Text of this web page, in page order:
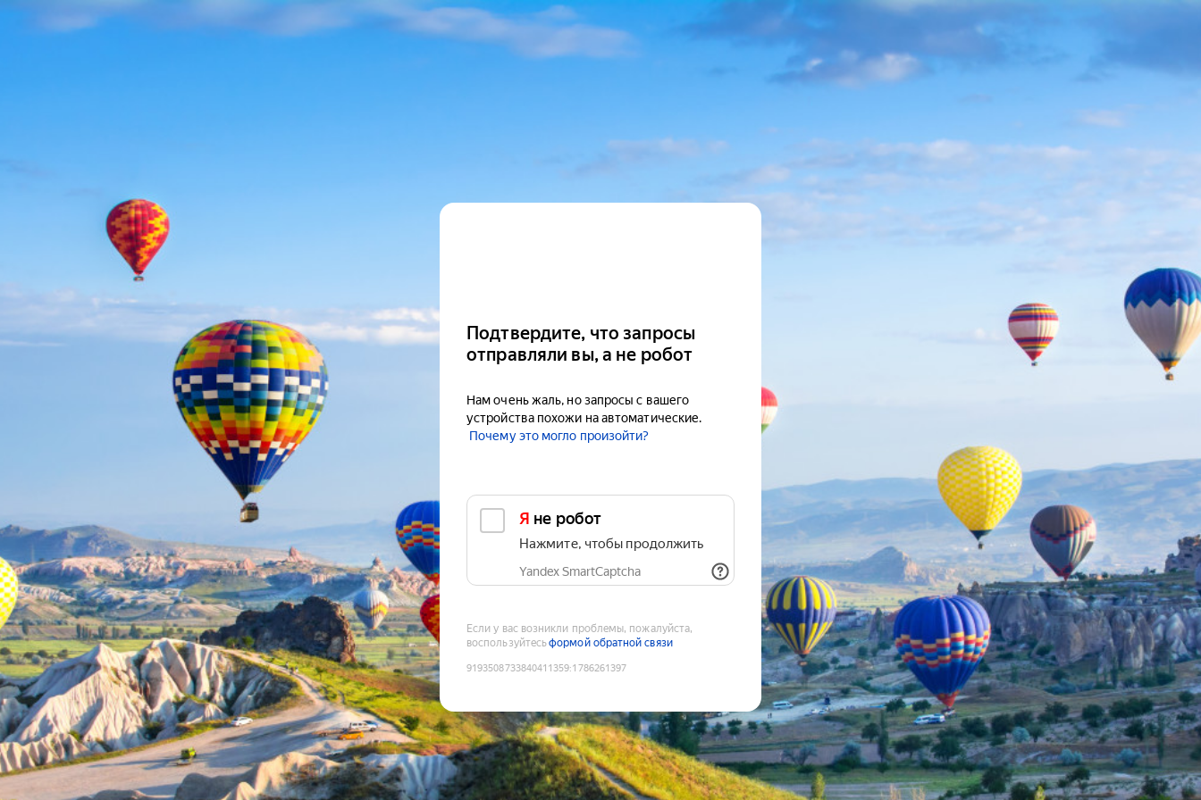
Подтвердите, что запросы
отправляли вы, а не робот
Нам очень жаль, но запросы с вашего
устройства похожи на автоматические.
Почему это могло произойти?
Я не робот
Нажмите, чтобы продолжить
Yandex SmartCaptcha
Если у вас возникли проблемы, пожалуйста,
воспользуйтесьформой обратной связи
9193508733840411359:1786261397